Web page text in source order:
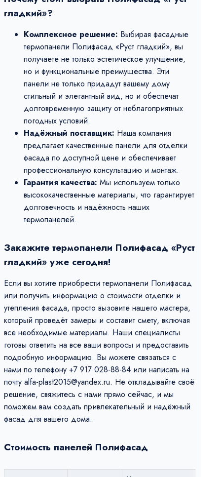
гладкий»?
Комплексное решение: Выбирая фасадные
термопанели Полифасад «Руст гладкий», вы
получаете не только эстетическое улучшение,
но и функциональные преимущества. Эти
панели не только придадут вашему дому
стильный и элегантный вид, но и обеспечат
долговременную защиту от неблагоприятных
погодных условий.
Надёжный поставщик: Наша компания
предлагает качественные панели для отделки
фасада по доступной цене и обеспечивает
профессиональную консультацию и монтаж.
Гарантия качества: Мы используем только
высококачественные материалы, что гарантирует
долговечность и надёжность наших
термопанелей.
Закажите термопанели Полифасад «Руст
гладкий» уже сегодня!
Если вы хотите приобрести термопанели Полифасад
или получить информацию о стоимости отделки и
утепления фасада, просто вызовите нашего мастера,
который проведёт замеры и составит смету, включая
все необходимые материалы. Наши специалисты
готовы ответить на все ваши вопросы и предоставить
подробную информацию. Вы можете связаться с
нами по телефону +7 917 028-88-84 или написать на
почту alfa-plast2015@yandex.ru. Не откладывайте своё
решение, свяжитесь с нами прямо сейчас, и мы
поможем вам создать привлекательный и надёжный
фасад для вашего дома.
Стоимость панелей Полифасад